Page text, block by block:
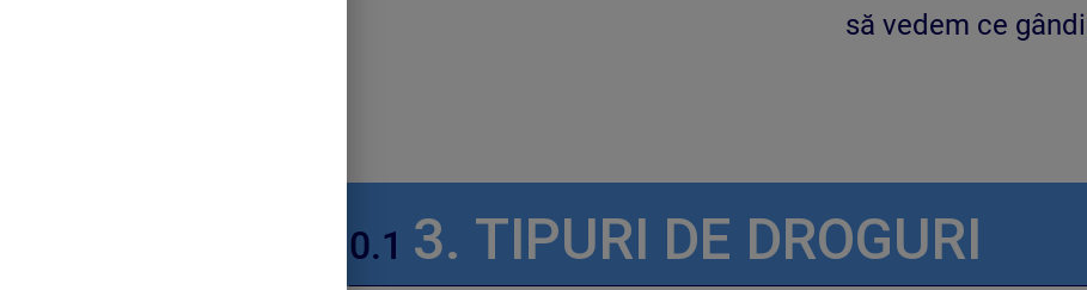
să vedem ce
3. TIPURI DE DROGURI